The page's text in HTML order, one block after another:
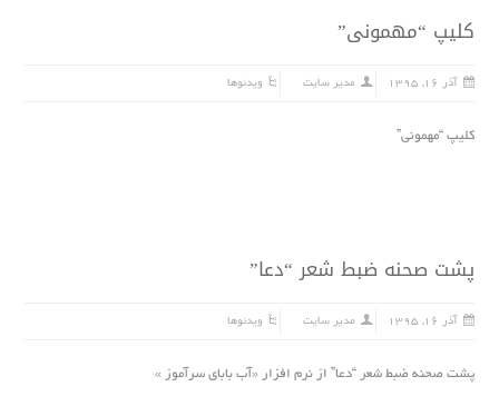
کلیپ “مهمونى”
آذر ۱۶, ۱۳۹۵ مدیر سایت ویدئوها
کلیپ “مهمونى”
پشت صحنه ضبط شعر “دعا”
آذر ۱۶, ۱۳۹۵ مدیر سایت ویدئوها
پشت صحنه ضبط شعر “دعا” از نرم افزار «آب بابای سرآموز »